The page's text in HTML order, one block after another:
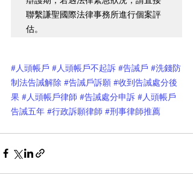
聯繫謙聖國際法律事務所進行個案評
估。
#人頭帳戶 #人頭帳戶不起訴 #告誡戶 #洗錢防
制法告誡解除 #告誡戶訴願 #收到告誡處分後
果 #人頭帳戶律師 #告誡處分申訴 #人頭帳戶
告誡五年 #行政訴願律師 #刑事律師推薦